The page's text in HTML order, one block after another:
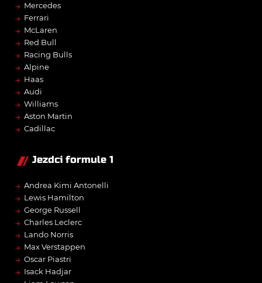
→ Mercedes
→ Ferrari
→ McLaren
→ Red Bull
→ Racing Bulls
→ Alpine
→ Haas
→ Audi
→ Williams
→ Aston Martin
→ Cadillac
Jezdci formule 1
→ Andrea Kimi Antonelli
→ Lewis Hamilton
→ George Russell
→ Charles Leclerc
→ Lando Norris
→ Max Verstappen
→ Oscar Piastri
→ Isack Hadjar